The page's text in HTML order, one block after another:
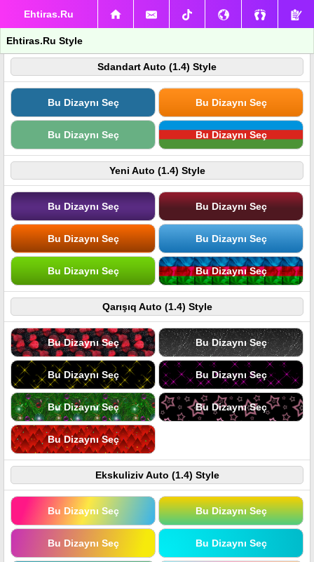
Ehtiras.Ru
Ehtiras.Ru Style
Sdandart Auto (1.4) Style
Bu Dizaynı Seç Bu Dizaynı Seç
Bu Dizaynı Seç Bu Dizaynı Seç
Yeni Auto (1.4) Style
Bu Dizaynı Seç Bu Dizaynı Seç
Bu Dizaynı Seç Bu Dizaynı Seç
Bu Dizaynı Seç Bu Dizaynı Seç
Qarışıq Auto (1.4) Style
Bu Dizaynı Seç Bu Dizaynı Seç
Bu Dizaynı Seç Bu Dizaynı Seç
Bu Dizaynı Seç Bu Dizaynı Seç
Bu Dizaynı Seç
Ekskuliziv Auto (1.4) Style
Bu Dizaynı Seç Bu Dizaynı Seç
Bu Dizaynı Seç Bu Dizaynı Seç